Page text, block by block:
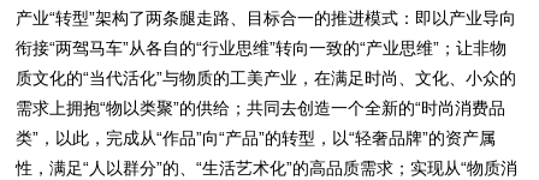
产业“转型”架构了两条腿走路、目标合一的推进模式：即以产业导向
衔接“两驾马车”从各自的“行业思维”转向一致的“产业思维”；让非物
质文化的“当代活化”与物质的工美产业，在满足时尚、文化、小众的
需求上拥抱“物以类聚”的供给；共同去创造一个全新的“时尚消费品
类”，以此，完成从“作品”向“产品”的转型，以“轻奢品牌”的资产属
性，满足“人以群分”的、“生活艺术化”的高品质需求；实现从“物质消